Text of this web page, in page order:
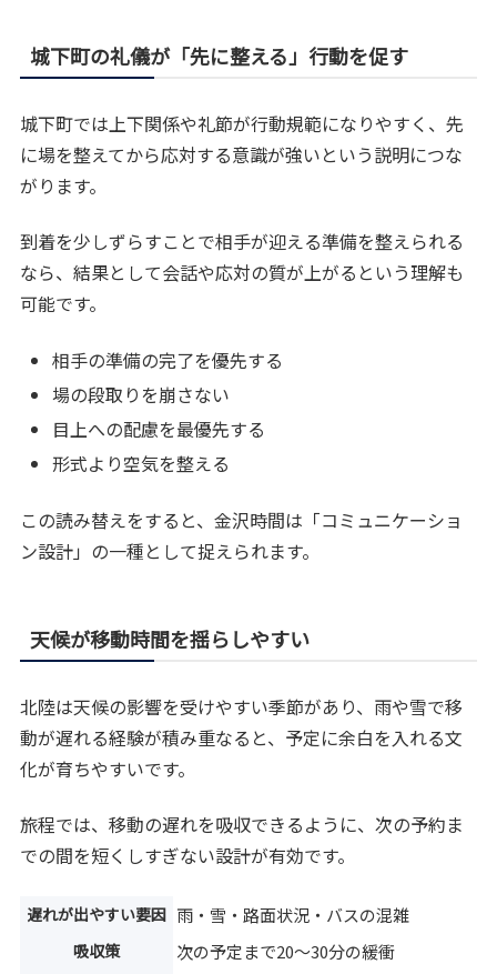
城下町の礼儀が「先に整える」行動を促す
城下町では上下関係や礼節が行動規範になりやすく、先
に場を整えてから応対する意識が強いという説明につな
がります。
到着を少しずらすことで相手が迎える準備を整えられる
なら、結果として会話や応対の質が上がるという理解も
可能です。
相手の準備の完了を優先する
場の段取りを崩さない
目上への配慮を最優先する
形式より空気を整える
この読み替えをすると、金沢時間は「コミュニケーショ
ン設計」の一種として捉えられます。
天候が移動時間を揺らしやすい
北陸は天候の影響を受けやすい季節があり、雨や雪で移
動が遅れる経験が積み重なると、予定に余白を入れる文
化が育ちやすいです。
旅程では、移動の遅れを吸収できるように、次の予約ま
での間を短くしすぎない設計が有効です。
遅れが出やすい要因 雨・雪・路面状況・バスの混雑
吸収策 次の予定まで20〜30分の緩衝